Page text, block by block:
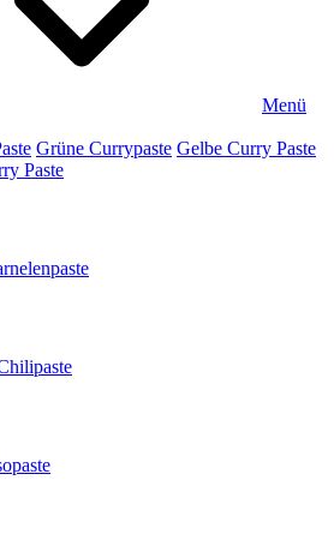
Menü
Grüne Currypaste Gelbe Curry Paste
Paste